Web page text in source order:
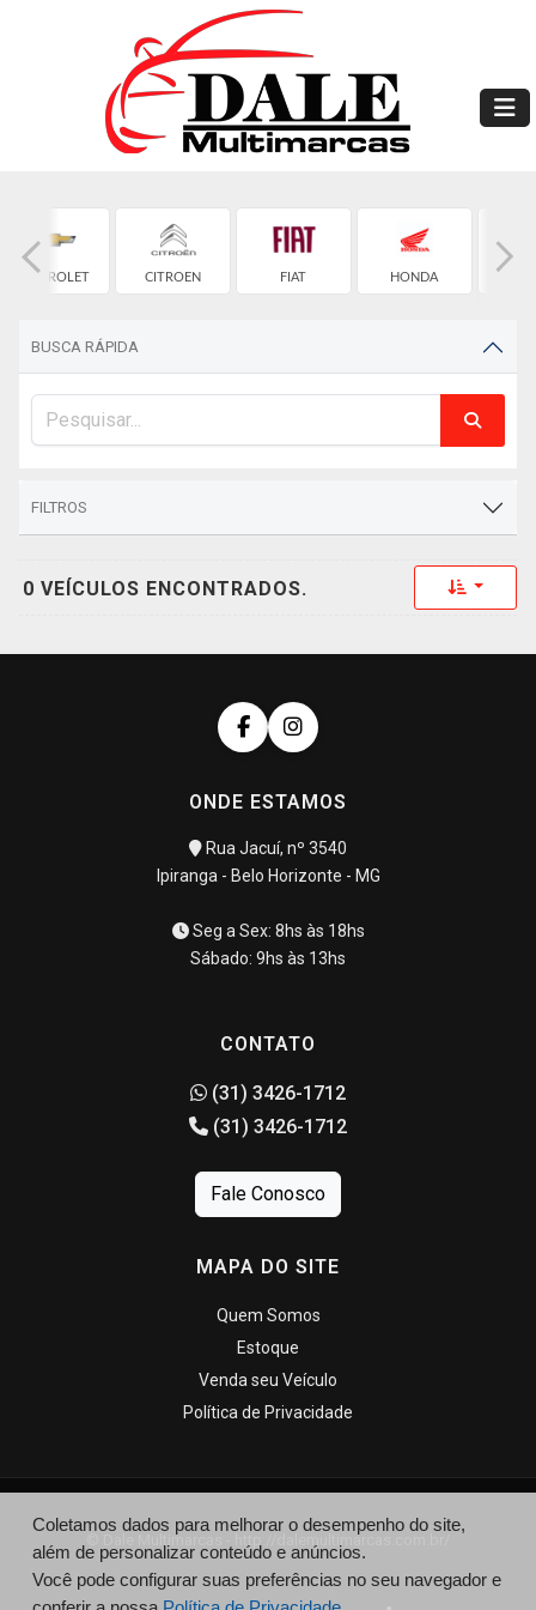
CHEVROLET CITROEN FIAT HONDA
BUSCA RÁPIDA
FILTROS
0 VEÍCULOS ENCONTRADOS. Toggle
ONDE ESTAMOS
Rua Jacuí, nº 3540
Ipiranga - Belo Horizonte - MG
Seg a Sex: 8hs às 18hs
Sábado: 9hs às 13hs
CONTATO
(31) 3426-1712
(31) 3426-1712
Fale Conosco
MAPA DO SITE
Quem Somos
Estoque
Venda seu Veículo
Política de Privacidade
© Dale Multimarcas - http://dalemultimarcas.com.br/
Coletamos dados para melhorar o desempenho do site,
além de personalizar conteúdo e anúncios.
Você pode configurar suas preferências no seu navegador e